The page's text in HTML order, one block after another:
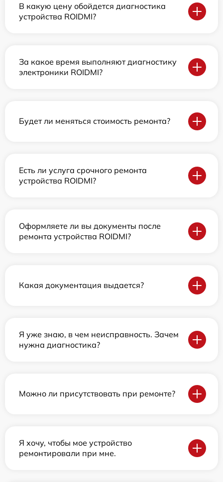
В какую цену обойдется диагностика
устройства ROIDMI?
За какое время выполняют диагностику
электроники ROIDMI?
Будет ли меняться стоимость ремонта?
Есть ли услуга срочного ремонта
устройства ROIDMI?
Оформляете ли вы документы после
ремонта устройства ROIDMI?
Какая документация выдается?
Я уже знаю, в чем неисправность. Зачем
нужна диагностика?
Можно ли присутствовать при ремонте?
Я хочу, чтобы мое устройство
ремонтировали при мне.